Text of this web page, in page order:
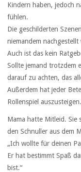
Kindern haben, jedoch
fühlen.
Die geschilderten
niemandem nachgestellt
Auch ist das kein
Sollte jemand trotzdem
darauf zu achten, das
Außerdem hat jeder
Rollenspiel auszusteigen.
Mama hatte Mitleid. Sie
den Schnuller aus dem
„Ich wollte für deinen
Er hat bestimmt Spaß
bist.“